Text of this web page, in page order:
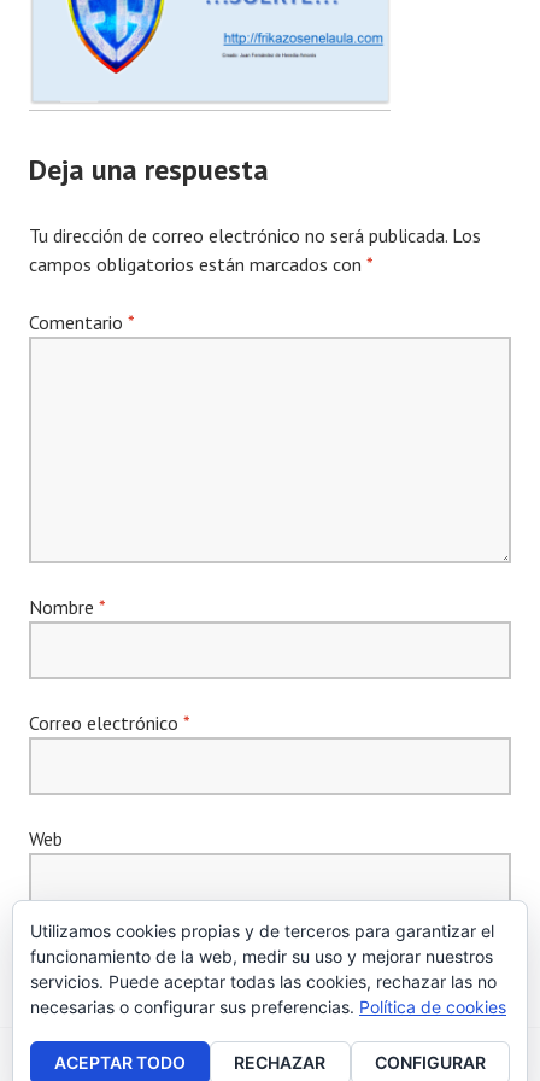
Deja una respuesta
Tu dirección de correo electrónico no será publicada. Los
campos obligatorios están marcados con *
Comentario *
Nombre *
Correo electrónico *
Web
Creado con WordPress Tema: Edin por WordPress.com.
Utilizamos cookies propias y de terceros para garantizar el
funcionamiento de la web, medir su uso y mejorar nuestros
servicios. Puede aceptar todas las cookies, rechazar las no
necesarias o configurar sus preferencias. Política de cookies
ACEPTAR TODO RECHAZAR CONFIGURAR